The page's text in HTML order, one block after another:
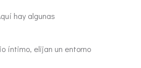
hay algunas
íntimo, elijan un entorno